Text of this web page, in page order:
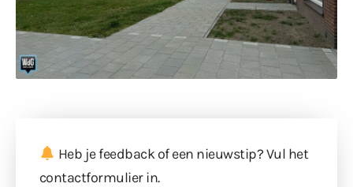
Heb je feedback of een nieuwstip? Vul het
contactformulierin.